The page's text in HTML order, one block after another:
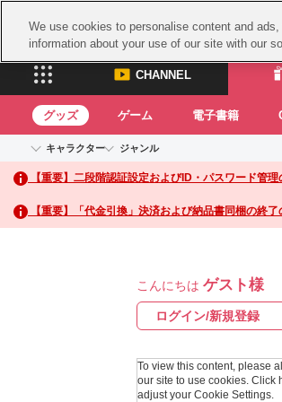
CHANNEL
CHANNEL
ASOBI CHANNEL TOP
グッズ ゲーム 電子書籍
キャラクター
アイドルマスターシリーズ
アイドルマスター
アイドルマスター シンデレラガール
アイドルマスター シャイニーカラーズ
学園アイドルマスター
プロジェクトアイマス ヴイアライヴ
テイルズ オブ シリーズ
ジャンル
イベントグッズ
トイ・ホビー
【重要】二段階認証設定およびID・パスワード管
【重要】「代金引換」決済および納品書同梱の終
こんにちは ゲスト様
ログイン/新規登録
To view this content, please
our site to use cookies. Click
adjust your Cookie Settings.
We use cookies to personalise content and
information about your use of our site with our